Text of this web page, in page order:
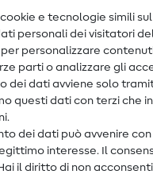
e contatto
sul nuovo proprietario
e tecnologie simili
personali dei visitatori
per personalizzare
parti o analizzare gli
dei dati avviene solo
questi dati con terzi che
dei dati può avvenire
interesse. Il
il diritto di non